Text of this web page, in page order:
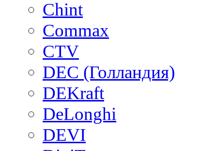
Chint
Commax
CTV
DEC (Голландия)
DEKraft
DeLonghi
DEVI